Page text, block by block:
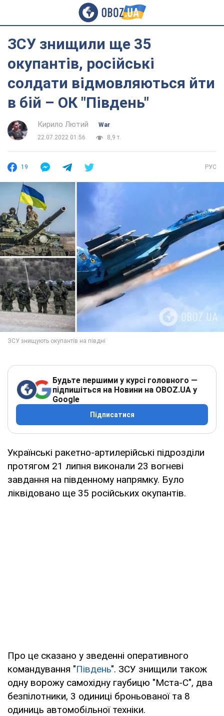
ЗСУ знищили ще 35
окупантів, російські
солдати відмовляються йти
в бій – ОК "Південь"
Кирило Лютий
War
22.07.2022 01:56
8,9 т.
19 РУС
Будьте першими у курсі головного —
підпишіться на Новини на OBOZ.UA у
Google
Підписатися
Українські ракетно-артилерійські підрозділи
протягом 21 липня виконали 23 вогневі
завдання на південному напрямку. Було
ліквідовано ще 35 російських окупантів.
Про це сказано у зведенні оперативного
командування "Південь". ЗСУ знищили також
одну ворожу самохідну гаубицю "Мста-С", два
безпілотники, 3 одиниці броньованої та 8
одиниць автомобільної техніки.